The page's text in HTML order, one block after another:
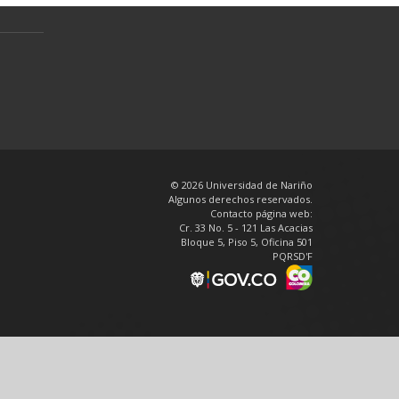
© 2026 Universidad de Nariño
Algunos derechos reservados.
Contacto página web:
Cr. 33 No. 5 - 121 Las Acacias
Bloque 5, Piso 5, Oficina 501
PQRSD'F